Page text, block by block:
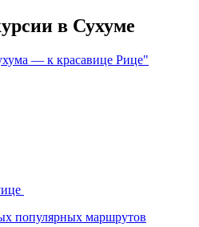
в Сухуме
популярных маршрутов